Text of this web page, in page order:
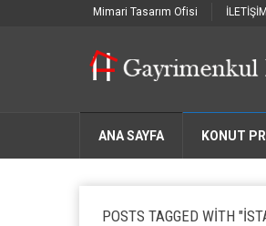
Mimari Tasarım Ofisi İLETİŞİM
ANA SAYFA KONUT
POSTS TAGGED WITH